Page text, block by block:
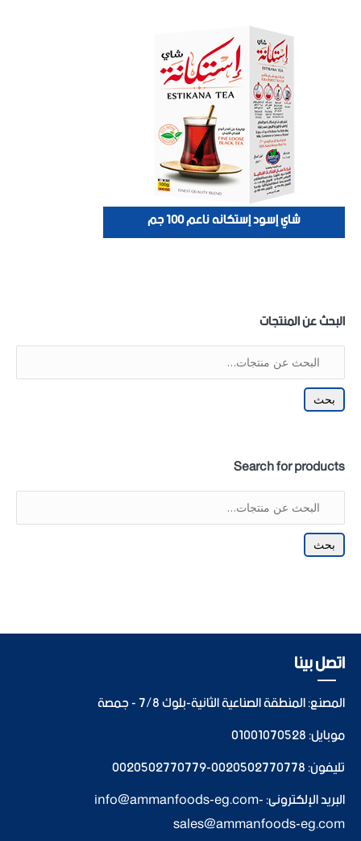
شاي إسود إستكانه ناعم 100 جم
البحث عن المنتجات
بحث
Search for products
بحث
اتصل بينا
المصنع: المنطقة الصناعية الثانية-بلوك 7/8 - جمصة
موبايل:01001070528
تليفون:0020502770778
-
0020502770779
البريد الإلكترونى: info@ammanfoods-eg.com-
sales@ammanfoods-eg.com